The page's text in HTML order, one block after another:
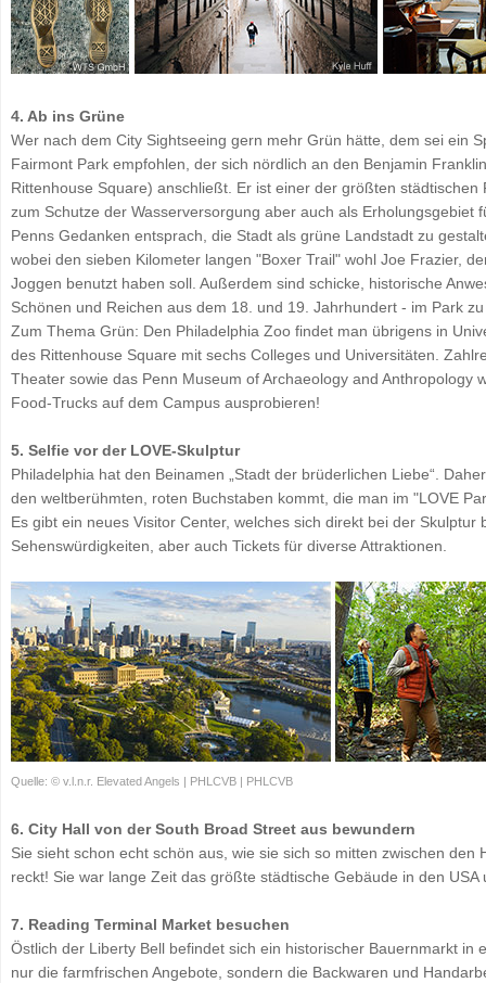
4. Ab ins Grüne
Wer nach dem City Sightseeing gern mehr Grün hätte, dem sei ein
Fairmont Park empfohlen, der sich nördlich an den Benjamin
Rittenhouse Square) anschließt. Er ist einer der größten
zum Schutze der Wasserversorgung aber auch als Erholungsgebiet
Penns Gedanken entsprach, die Stadt als grüne Landstadt zu
wobei den sieben Kilometer langen "Boxer Trail" wohl Joe Frazier,
Joggen benutzt haben soll. Außerdem sind schicke, historische
Schönen und Reichen aus dem 18. und 19. Jahrhundert - im Park
Zum Thema Grün: Den Philadelphia Zoo findet man übrigens in
des Rittenhouse Square mit sechs Colleges und Universitäten.
Theater sowie das Penn Museum of Archaeology and Anthropology
Food-Trucks auf dem Campus ausprobieren!
5. Selfie vor der LOVE-Skulptur
Philadelphia hat den Beinamen „Stadt der brüderlichen Liebe“.
den weltberühmten, roten Buchstaben kommt, die man im "LOVE
Es gibt ein neues Visitor Center, welches sich direkt bei der
Sehenswürdigkeiten, aber auch Tickets für diverse Attraktionen.
Quelle: © v.l.n.r. Elevated Angels | PHLCVB | PHLCVB
6. City Hall von der South Broad Street aus bewundern
Sie sieht schon echt schön aus, wie sie sich so mitten zwischen
reckt! Sie war lange Zeit das größte städtische Gebäude in den
7. Reading Terminal Market besuchen
Östlich der Liberty Bell befindet sich ein historischer Bauernmarkt in
nur die farmfrischen Angebote, sondern die Backwaren und